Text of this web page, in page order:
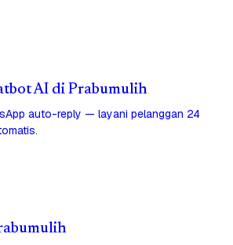
AI di Prabumulih
auto-reply — layani pelanggan 24